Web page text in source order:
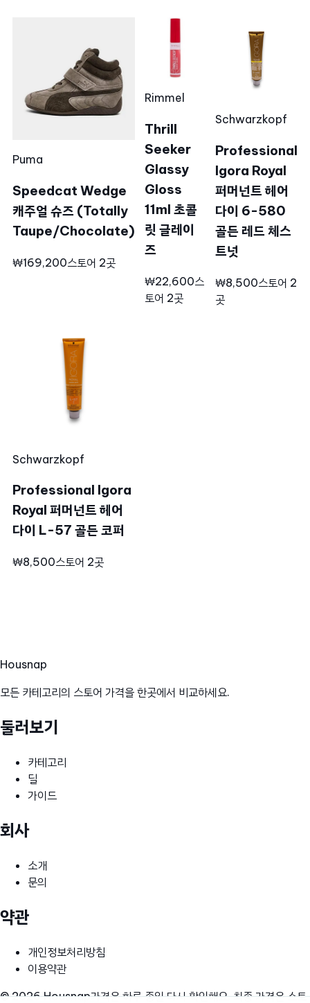
Puma
Speedcat Wedge
캐주얼 슈즈 (Totally
Taupe/Chocolate)
₩169,200스토어 2곳
Rimmel
Thrill
Seeker
Glassy
Gloss
11ml 초콜
릿 글레이
즈
₩22,600스
토어 2곳
Schwarzkopf
Professional
Igora Royal
퍼머넌트 헤어
다이 6-580
골든 레드 체스
트넛
₩8,500스토어 2
곳
Schwarzkopf
Professional Igora
Royal 퍼머넌트 헤어
다이 L-57 골든 코퍼
₩8,500스토어 2곳
Housnap
모든 카테고리의 스토어 가격을 한곳에서 비교하세요.
둘러보기
카테고리
딜
가이드
회사
소개
문의
약관
개인정보처리방침
이용약관
© 2026 Housnap가격은 하루 종일 다시 확인해요. 최종 가격은 스토